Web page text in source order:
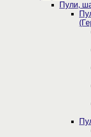
Пули,